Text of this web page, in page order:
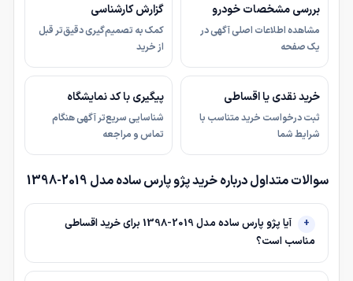
بررسی مشخصات خودرو
مشاهده اطلاعات اصلی آگهی در
یک صفحه
گزارش کارشناسی
کمک به تصمیم‌گیری دقیق‌تر قبل
از خرید
خرید نقدی یا اقساطی
ثبت درخواست خرید متناسب با
شرایط شما
پیگیری با کد نمایشگاه
شناسایی سریع‌تر آگهی هنگام
تماس و مراجعه
سوالات متداول درباره خرید پژو پارس ساده مدل 2019-1398
آیا پژو پارس ساده مدل 2019-1398 برای خرید اقساطی
مناسب است؟